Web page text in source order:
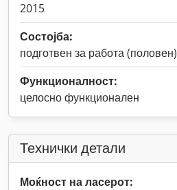
2015
Состојба:
подготвен за работа (половен)
Функционалност:
целосно функционален
Технички детали
Моќност на ласерот: